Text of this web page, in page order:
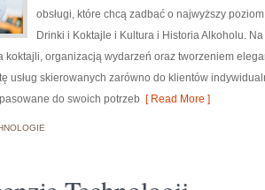
obsługi, które chcą zadbać o najwyższy
Drinki i Koktajle i Kultura i Historia Alkoholu.
koktajli, organizacją wydarzeń oraz tworzeniem
usług skierowanych zarówno do klientów
do swoich potrzeb [ Read More ]